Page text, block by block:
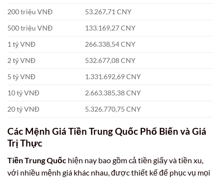
200 triệu VNĐ
53.267,71 CNY
500 triệu VNĐ
133.169,27 CNY
1 tỷ VNĐ
266.338,54 CNY
2 tỷ VNĐ
532.677,08 CNY
5 tỷ VNĐ
1.331.692,69 CNY
10 tỷ VNĐ
2.663.385,38 CNY
20 tỷ VNĐ
5.326.770,75 CNY
Các Mệnh Giá Tiền Trung Quốc Phổ Biến và Giá
Trị Thực
Tiền Trung Quốc hiện nay bao gồm cả tiền giấy và tiền xu,
với nhiều mệnh giá khác nhau, được thiết kế để phục vụ mọi